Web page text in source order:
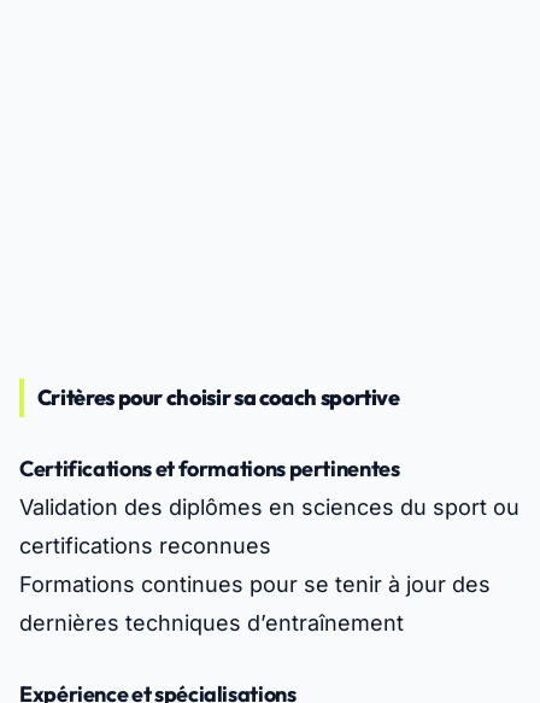
Critères pour choisir sa coach sportive
Certifications et formations pertinentes
Validation des diplômes en sciences du sport ou
certifications reconnues
Formations continues pour se tenir à jour des
dernières techniques d’entraînement
Expérience et spécialisations